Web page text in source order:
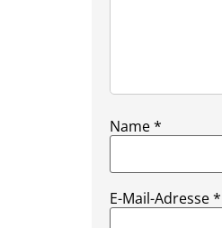
Name*
E-Mail-Adresse*